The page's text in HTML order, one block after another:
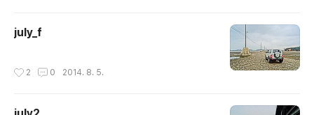
상왕십리 마운틴 로스터스!!!! "커피에 마음을 담아내고픈
드드립 취미반) 일시 : 매주 토요일, 오전반 10시/ 오후반 2
july_f
2 0 2014. 8. 5.